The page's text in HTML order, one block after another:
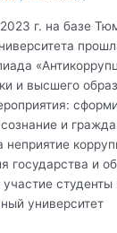
г. на базе
и высшего
и
государства и
студенты
университет